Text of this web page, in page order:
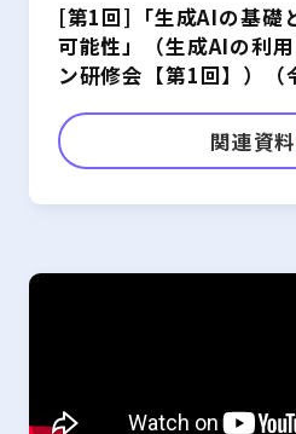
[第1回]「生成AIの基礎
可能性」（生成AIの利
ン研修会【第1回】）（
関連資料